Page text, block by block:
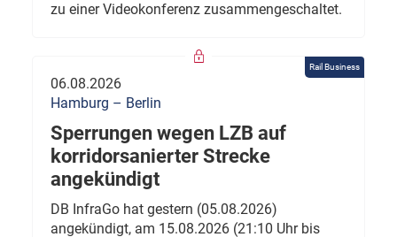
zu einer Videokonferenz zusammengeschaltet.
Rail Business
06.08.2026
Hamburg – Berlin
Sperrungen wegen LZB auf
korridorsanierter Strecke
angekündigt
DB InfraGo hat gestern (05.08.2026)
angekündigt, am 15.08.2026 (21:10 Uhr bis